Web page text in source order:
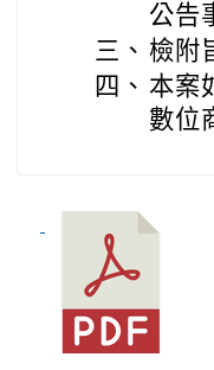
公告
三、 檢附
四、 本案
數位